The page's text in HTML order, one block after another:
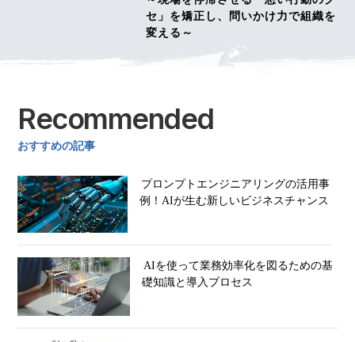
セ」を矯正し、問いかけ力で組織を
変える～
Recommended
おすすめの記事
プロンプトエンジニアリングの活用事
例！AIが生む新しいビジネスチャンス
AIを使って業務効率化を図るための基
礎知識と導入プロセス